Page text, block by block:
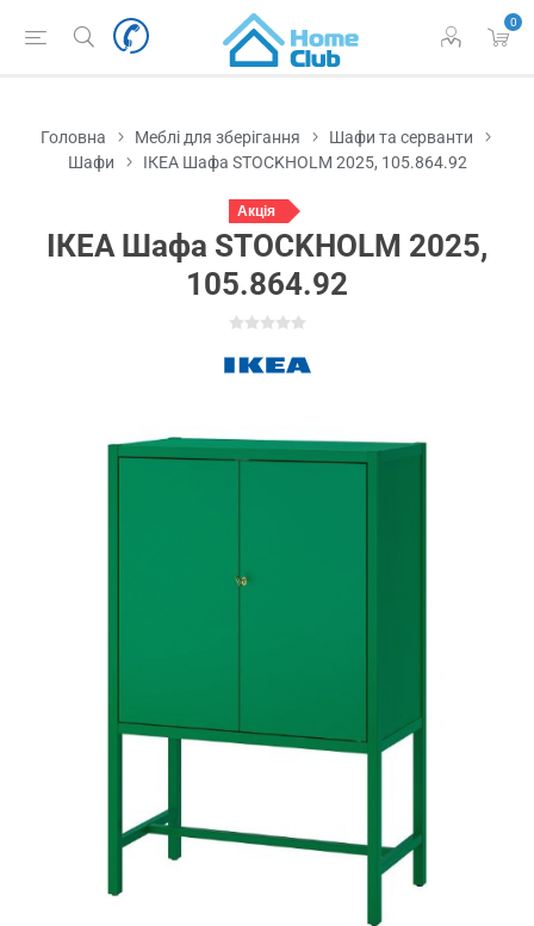
0
Головна Меблі для зберігання
Шафи та серванти
Шафи
ІКЕА Шафа STOCKHOLM 2025, 105.864.92
Акція
ІКЕА Шафа STOCKHOLM 2025,
105.864.92